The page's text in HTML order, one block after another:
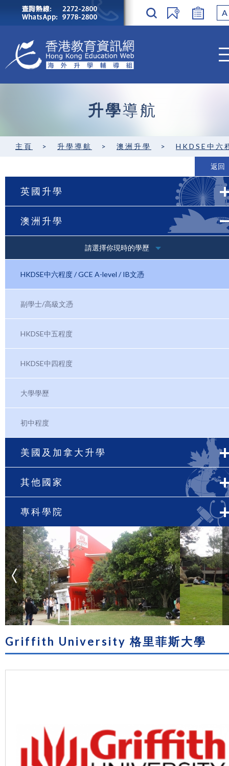
A
升學導航
主頁 > 升學導航 > 澳洲升學 > HKDSE中六程度 / GCE A-
返回
英國升學
澳洲升學
請選擇你現時的學歷
HKDSE中六程度 / GCE A-level / IB文憑
副學士/高級文憑
HKDSE中五程度
HKDSE中四程度
大學學歷
初中程度
美國及加拿大升學
其他國家
專科學院
Griffith University 格里菲斯大學